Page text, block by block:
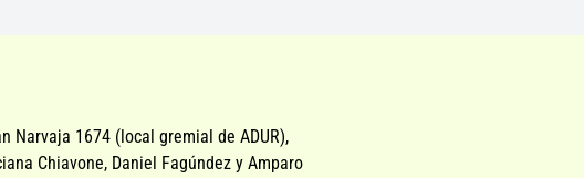
Narvaja 1674 (local gremial de ADUR),
Chiavone, Daniel Fagúndez y Amparo